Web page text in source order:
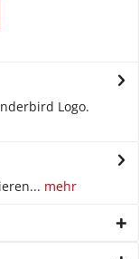
Logo.
mehr